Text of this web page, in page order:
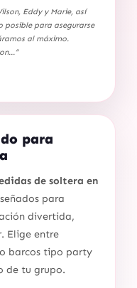
Eddy y Marie, así
posible para asegurarse
al máximo.
para
de soltera en
para
divertida,
Elige entre
barcos tipo party
de tu grupo.